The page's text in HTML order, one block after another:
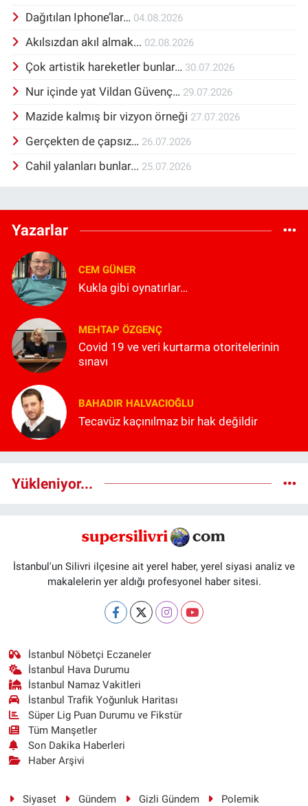
Dağıtılan Iphone’lar… 04.08.2026
Akılsızdan akıl almak... 02.08.2026
Çok artistik hareketler bunlar… 30.07.2026
Nur içinde yat Vildan Güvenç… 29.07.2026
Mazide kalmış bir vizyon örneği 27.07.2026
Gerçekten de çapsız… 26.07.2026
Cahil yalanları bunlar... 25.07.2026
Yazarlar
CEM GÜNER
Kukla gibi oynatırlar…
MEHTAP ÖZGENÇ
Covid 19 ve veri kurtarma otoritelerinin
sınavı
BAHADIR HALVACIOĞLU
Tecavüz kaçınılmaz bir hak değildir
Yükleniyor...
İstanbul'un Silivri ilçesine ait yerel haber, yerel siyasi analiz ve
makalelerin yer aldığı profesyonel haber sitesi.
İstanbul Nöbetçi Eczaneler
İstanbul Hava Durumu
İstanbul Namaz Vakitleri
İstanbul Trafik Yoğunluk Haritası
Süper Lig Puan Durumu ve Fikstür
Tüm Manşetler
Son Dakika Haberleri
Haber Arşivi
Siyaset Gündem Gizli Gündem Polemik